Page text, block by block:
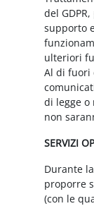
del
supporto
ulteriori
Al di fuori
di legge o
non
SERVIZI
Durante
proporre
(con le